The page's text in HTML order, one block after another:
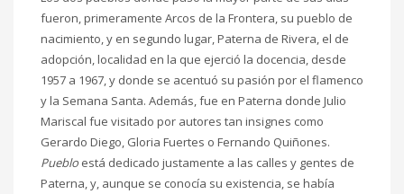
fueron, primeramente Arcos de la Frontera, su pueblo de
nacimiento, y en segundo lugar, Paterna de Rivera, el de
adopción, localidad en la que ejerció la docencia, desde
1957 a 1967, y donde se acentuó su pasión por el flamenco
y la Semana Santa. Además, fue en Paterna donde Julio
Mariscal fue visitado por autores tan insignes como
Gerardo Diego, Gloria Fuertes o Fernando Quiñones.
Pueblo está dedicado justamente a las calles y gentes de
Paterna, y, aunque se conocía su existencia, se había